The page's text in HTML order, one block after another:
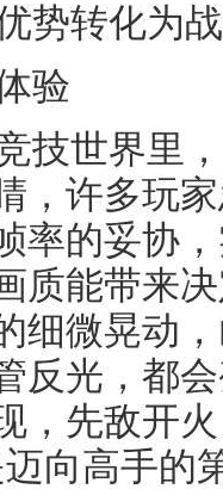
势转化为
验
技世界里
，许多玩
率的妥协
质能带来
细微晃动
反光，都
，先敌开
向高手的